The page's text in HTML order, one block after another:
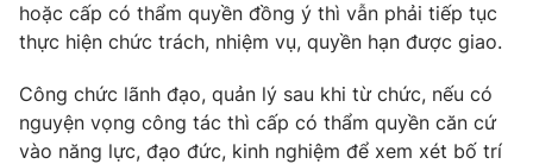
® Cấm sao chép dưới mọi hình thức nếu không có sự chấp
thuận bằng văn bản. Ghi rõ nguồn VTV.vn khi phát hành lại
hoặc cấp có thẩm quyền đồng ý thì vẫn phải tiếp tục
thực hiện chức trách, nhiệm vụ, quyền hạn được giao.
Công chức lãnh đạo, quản lý sau khi từ chức, nếu có
nguyện vọng công tác thì cấp có thẩm quyền căn cứ
vào năng lực, đạo đức, kinh nghiệm để xem xét bố trí